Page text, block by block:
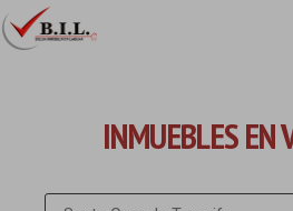
INMUEBLES EN